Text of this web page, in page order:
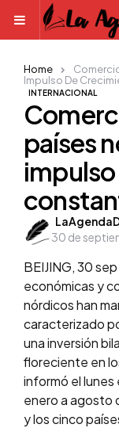
Menu
INTERNACIONAL
países
Posted
by
30 de
Home
Impulso De
BEIJING, 30
económicas y
nórdicos han
caracterizado
una inversión
floreciente en
informó el lunes
enero a agosto
y los cinco